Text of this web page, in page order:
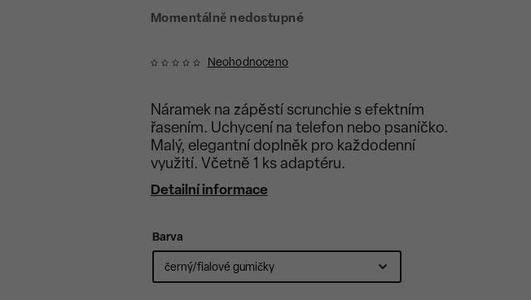
Momentálně nedostupné
Neohodnoceno
Náramek na zápěstí scrunchie s efektním
řasením. Uchycení na telefon nebo psaníčko.
Malý, elegantní doplněk pro každodenní
využití. Včetně 1 ks adaptéru.
Detailní informace
Barva